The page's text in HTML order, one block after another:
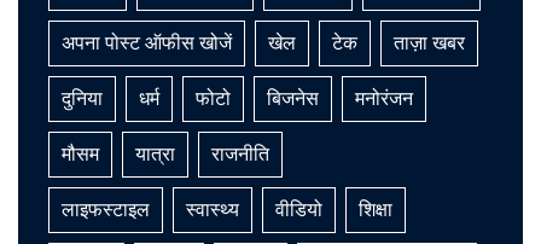
अपना पोस्ट ऑफीस खोजें खेल टेक ताज़ा खबर
दुनिया धर्म फोटो बिजनेस मनोरंजन
मौसम यात्रा राजनीति
लाइफस्टाइल स्वास्थ्य वीडियो शिक्षा